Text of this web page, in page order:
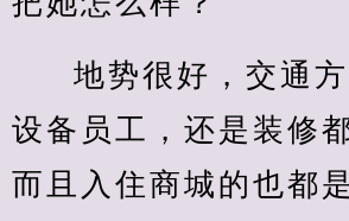
地势很好，交通
设备员工，还是装修
而且入住商城的也都